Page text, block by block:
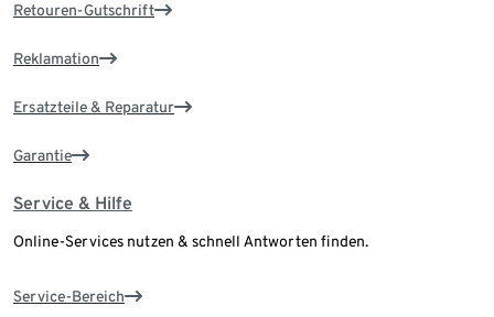
Retouren-Gutschrift
Reklamation
Ersatzteile & Reparatur
Garantie
Service & Hilfe
Online-Services nutzen & schnell Antworten finden.
Service-Bereich